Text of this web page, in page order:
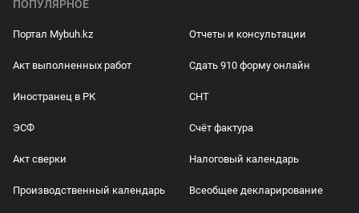
ПОПУЛЯРНОЕ
Портал Mybuh.kz Отчеты и консультации
Акт выполненных работ Сдать 910 форму онлайн
Иностранец в РК СНТ
ЭСФ Счёт фактура
Акт сверки Налоговый календарь
Производственный календарь Всеобщее декларирование